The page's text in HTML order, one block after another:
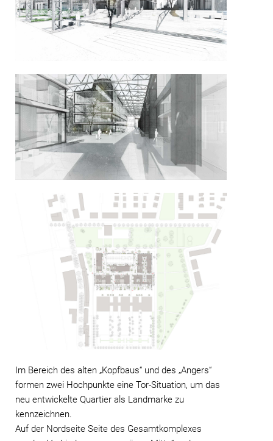
Im Bereich des alten „Kopfbaus“ und des „Angers“
formen zwei Hochpunkte eine Tor-Situation, um das
neu entwickelte Quartier als Landmarke zu
kennzeichnen.
Auf der Nordseite Seite des Gesamtkomplexes